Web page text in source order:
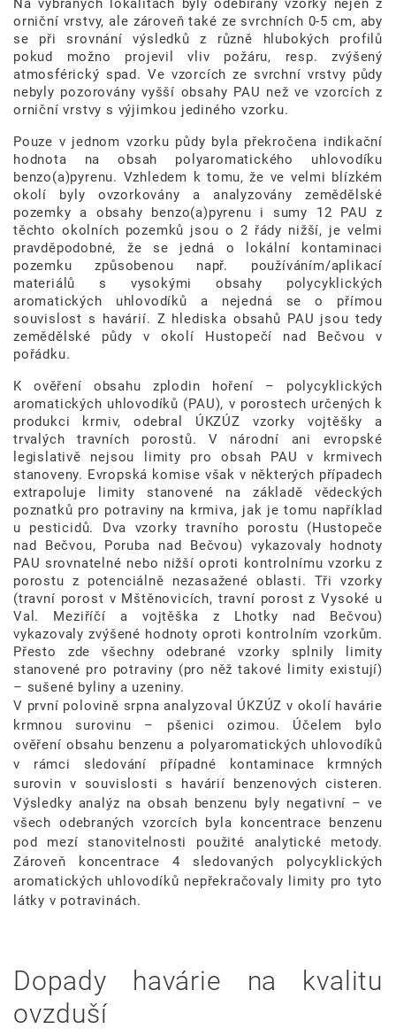
Na vybraných lokalitách byly odebírány vzorky nejen z
orniční vrstvy, ale zároveň také ze svrchních 0-5 cm, aby
se při srovnání výsledků z různě hlubokých profilů
pokud možno projevil vliv požáru, resp. zvýšený
atmosférický spad. Ve vzorcích ze svrchní vrstvy půdy
nebyly pozorovány vyšší obsahy PAU než ve vzorcích z
orniční vrstvy s výjimkou jediného vzorku.
Pouze v jednom vzorku půdy byla překročena indikační
hodnota na obsah polyaromatického uhlovodíku
benzo(a)pyrenu. Vzhledem k tomu, že ve velmi blízkém
okolí byly ovzorkovány a analyzovány zemědělské
pozemky a obsahy benzo(a)pyrenu i sumy 12 PAU z
těchto okolních pozemků jsou o 2 řády nižší, je velmi
pravděpodobné, že se jedná o lokální kontaminaci
pozemku způsobenou např. používáním/aplikací
materiálů s vysokými obsahy polycyklických
aromatických uhlovodíků a nejedná se o přímou
souvislost s havárií. Z hlediska obsahů PAU jsou tedy
zemědělské půdy v okolí Hustopečí nad Bečvou v
pořádku.
K ověření obsahu zplodin hoření – polycyklických
aromatických uhlovodíků (PAU), v porostech určených k
produkci krmiv, odebral ÚKZÚZ vzorky vojtěšky a
trvalých travních porostů. V národní ani evropské
legislativě nejsou limity pro obsah PAU v krmivech
stanoveny. Evropská komise však v některých případech
extrapoluje limity stanovené na základě vědeckých
poznatků pro potraviny na krmiva, jak je tomu například
u pesticidů. Dva vzorky travního porostu (Hustopeče
nad Bečvou, Poruba nad Bečvou) vykazovaly hodnoty
PAU srovnatelné nebo nižší oproti kontrolnímu vzorku z
porostu z potenciálně nezasažené oblasti. Tři vzorky
(travní porost v Mštěnovicích, travní porost z Vysoké u
Val. Meziříčí a vojtěška z Lhotky nad Bečvou)
vykazovaly zvýšené hodnoty oproti kontrolním vzorkům.
Přesto zde všechny odebrané vzorky splnily limity
stanovené pro potraviny (pro něž takové limity existují)
– sušené byliny a uzeniny.
V první polovině srpna analyzoval ÚKZÚZ v okolí havárie
krmnou surovinu – pšenici ozimou. Účelem bylo
ověření obsahu benzenu a polyaromatických uhlovodíků
v rámci sledování případné kontaminace krmných
surovin v souvislosti s havárií benzenových cisteren.
Výsledky analýz na obsah benzenu byly negativní – ve
všech odebraných vzorcích byla koncentrace benzenu
pod mezí stanovitelnosti použité analytické metody.
Zároveň koncentrace 4 sledovaných polycyklických
aromatických uhlovodíků nepřekračovaly limity pro tyto
látky v potravinách.
Dopady havárie na kvalitu
ovzduší